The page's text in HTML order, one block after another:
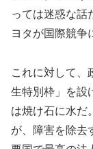
っては迷惑な話
ヨタが国際競争
これに対して、
生特別枠」を設
は焼け石に水だ
が、障害を除去